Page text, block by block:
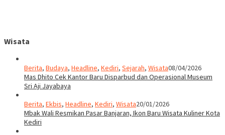
Wisata
Berita, Budaya, Headline, Kediri, Sejarah, Wisata08/04/2026
Mas Dhito Cek Kantor Baru Disparbud dan Operasional Museum
Sri Aji Jayabaya
Berita, Ekbis, Headline, Kediri, Wisata20/01/2026
Mbak Wali Resmikan Pasar Banjaran, Ikon Baru Wisata Kuliner Kota
Kediri